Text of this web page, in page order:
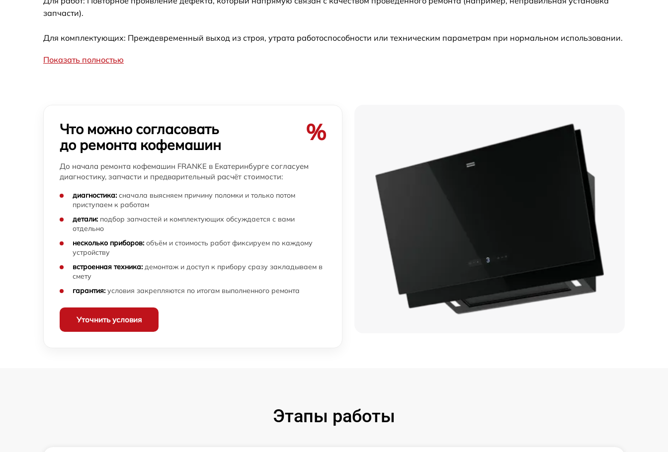
Доставка кофемашины кофемашины
FRANKE
запчасти).
Для комплектующих: Преждевременный выход из строя, утрата работоспособности или техническим параметрам при нормальном использовании.
Показать полностью
Что можно согласовать
до ремонта кофемашин
%
До начала ремонта кофемашин FRANKE в Екатеринбурге согласуем
диагностику, запчасти и предварительный расчёт стоимости:
диагностика: сначала выясняем причину поломки и только потом
приступаем к работам
детали: подбор запчастей и комплектующих обсуждается с вами
отдельно
несколько приборов: объём и стоимость работ фиксируем по каждому
устройству
встроенная техника: демонтаж и доступ к прибору сразу закладываем в
смету
гарантия: условия закрепляются по итогам выполненного ремонта
Уточнить условия
Этапы работы